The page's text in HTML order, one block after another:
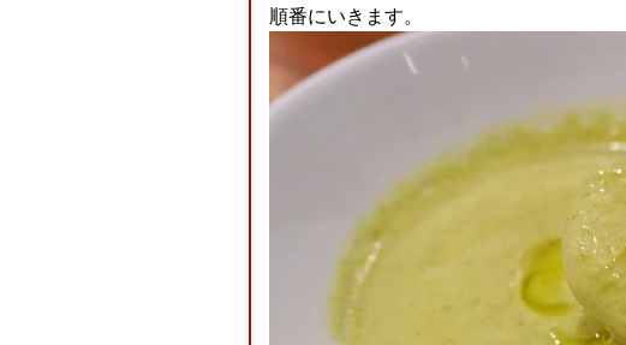
順番にいきます。